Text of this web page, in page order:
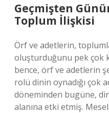
Geçmişten
Toplum İlişkisi
Örf ve adetlerin,
oluşturduğunu pek çok
bence, örf ve adetlerin
rolü dinin oynadığı çok
döneminden bugüne,
alanına etki etmiş.